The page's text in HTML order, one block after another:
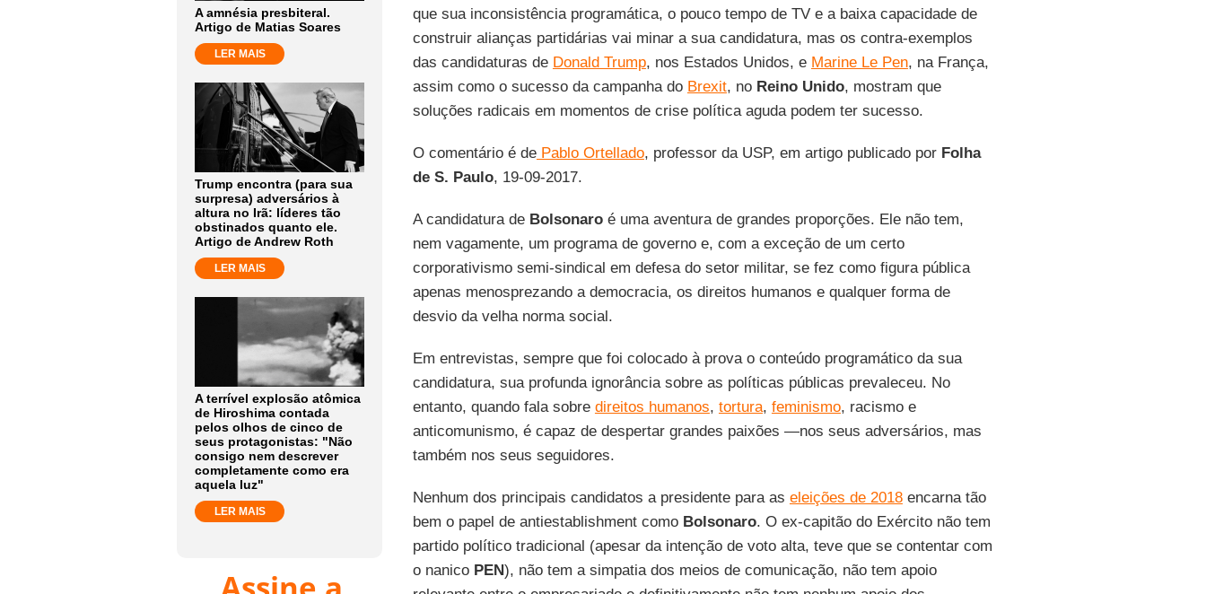
A amnésia presbiteral.
Artigo de Matias Soares
LER MAIS
Trump encontra (para sua
surpresa) adversários à
altura no Irã: líderes tão
obstinados quanto ele.
Artigo de Andrew Roth
LER MAIS
A terrível explosão atômica
de Hiroshima contada
pelos olhos de cinco de
seus protagonistas: "Não
consigo nem descrever
completamente como era
aquela luz"
LER MAIS
que sua inconsistência programática, o pouco tempo de TV e a baixa capacidade de
construir alianças partidárias vai minar a sua candidatura, mas os contra-exemplos
das candidaturas de Donald Trump, nos Estados Unidos, e Marine Le Pen, na França,
assim como o sucesso da campanha do Brexit, no Reino Unido, mostram que
soluções radicais em momentos de crise política aguda podem ter sucesso.
O comentário é dePablo Ortellado, professor da USP, em artigo publicado por Folha
de S. Paulo, 19-09-2017.
A candidatura de Bolsonaroé uma aventura de grandes proporções. Ele não tem,
nem vagamente, um programa de governo e, com a exceção de um certo
corporativismo semi-sindical em defesa do setor militar, se fez como figura pública
apenas menosprezando a democracia, os direitos humanos e qualquer forma de
desvio da velha norma social.
Em entrevistas, sempre que foi colocado à prova o conteúdo programático da sua
candidatura, sua profunda ignorância sobre as políticas públicas prevaleceu. No
entanto, quando fala sobre direitos humanos, tortura, feminismo, racismo e
anticomunismo, é capaz de despertar grandes paixões —nos seus adversários, mas
também nos seus seguidores.
Nenhum dos principais candidatos a presidente para as eleições de 2018encarna tão
bem o papel de antiestablishment como Bolsonaro. O ex-capitão do Exército não tem
partido político tradicional (apesar da intenção de voto alta, teve que se contentar com
o nanico PEN), não tem a simpatia dos meios de comunicação, não tem apoio